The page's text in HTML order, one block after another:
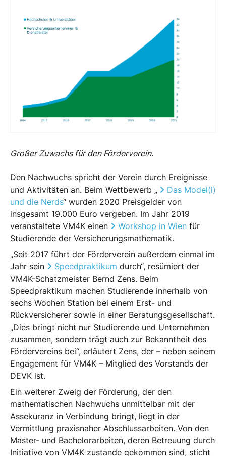
Großer Zuwachs für den Förderverein.
Den Nachwuchs spricht der Verein durch Ereignisse
und Aktivitäten an. Beim Wettbewerb „
Das Model(l)
und die Nerds“ wurden 2020 Preisgelder von
insgesamt 19.000 Euro vergeben. Im Jahr 2019
veranstaltete VM4K einen
Workshop in Wien für
Studierende der Versicherungsmathematik.
„Seit 2017 führt der Förderverein außerdem einmal im
Jahr sein
Speedpraktikum durch“, resümiert der
VM4K-Schatzmeister Bernd Zens. Beim
Speedpraktikum machen Studierende innerhalb von
sechs Wochen Station bei einem Erst- und
Rückversicherer sowie in einer Beratungsgesellschaft.
„Dies bringt nicht nur Studierende und Unternehmen
zusammen, sondern trägt auch zur Bekanntheit des
Fördervereins bei“, erläutert Zens, der – neben seinem
Engagement für VM4K – Mitglied des Vorstands der
DEVK ist.
Ein weiterer Zweig der Förderung, der den
mathematischen Nachwuchs unmittelbar mit der
Assekuranz in Verbindung bringt, liegt in der
Vermittlung praxisnaher Abschlussarbeiten. Von den
Master- und Bachelorarbeiten, deren Betreuung durch
Initiative von VM4K zustande gekommen sind, sticht